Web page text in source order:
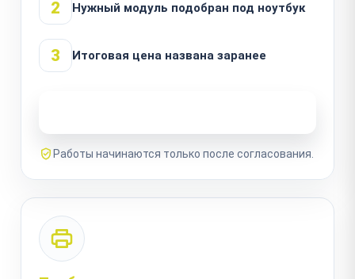
2 Нужный модуль подобран под ноутбук
3 Итоговая цена названа заранее
Работы начинаются только после согласования.